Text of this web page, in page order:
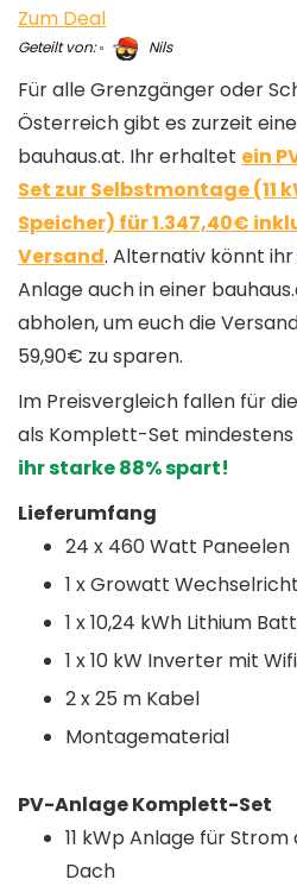
Zum Deal
Geteilt von: Nils
Für alle Grenzgänger oder
Österreich gibt es zurzeit
bauhaus.at. Ihr erhaltet ein
Set zur Selbstmontage (11
Speicher) für 1.347,40€
Versand. Alternativ könnt
Anlage auch in einer
abholen, um euch die
59,90€ zu sparen.
Im Preisvergleich fallen für
als Komplett-Set mindestens
ihr starke 88% spart!
Lieferumfang
24 x 460 Watt Paneelen
1 x Growatt
1 x 10,24 kWh Lithium
1 x 10 kW Inverter mit
2 x 25 m Kabel
Montagematerial
PV-Anlage Komplett-Set
11 kWp Anlage für
Dach